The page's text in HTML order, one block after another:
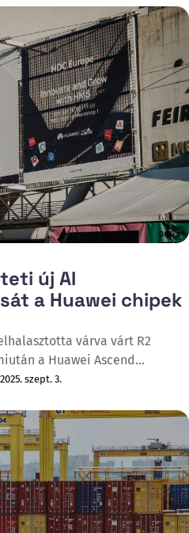
modelljének, a B300 Blackwell
GPU teljesítményének körülbelül felét nyújtaná. A fejlesztést
új AI
a Huawei chipek
várva várt R2
a Huawei Ascend
folyamatos technikai
kénytelen volt Nvidia chipeket
míg a Huawei Ascend chipjeit
ami
2025. szept. 3.